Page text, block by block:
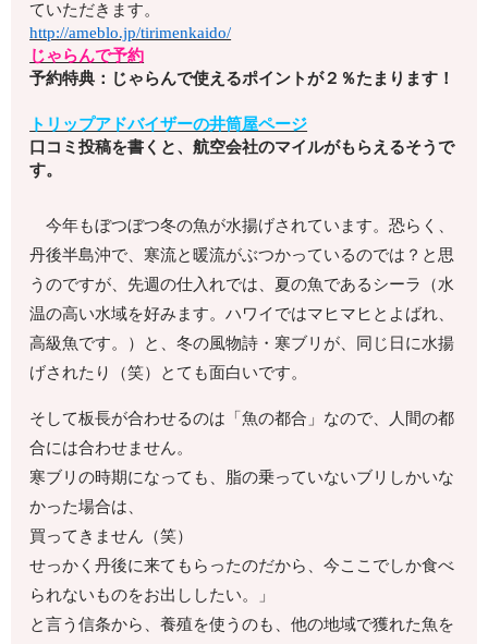
ていただきます。
http://ameblo.jp/tirimenkaido/
じゃらんで予約
予約特典：じゃらんで使えるポイントが２％たまります！
トリップアドバイザーの井筒屋ページ
口コミ投稿を書くと、航空会社のマイルがもらえるそうで
す。
今年もぼつぼつ冬の魚が水揚げされています。恐らく、
丹後半島沖で、寒流と暖流がぶつかっているのでは？と思
うのですが、先週の仕入れでは、夏の魚であるシーラ（水
温の高い水域を好みます。ハワイではマヒマヒとよばれ、
高級魚です。）と、冬の風物詩・寒ブリが、同じ日に水揚
げされたり（笑）とても面白いです。
そして板長が合わせるのは「魚の都合」なので、人間の都
合には合わせません。
寒ブリの時期になっても、脂の乗っていないブリしかいな
かった場合は、
買ってきません（笑）
せっかく丹後に来てもらったのだから、今ここでしか食べ
られないものをお出ししたい。」
と言う信条から、養殖を使うのも、他の地域で獲れた魚を